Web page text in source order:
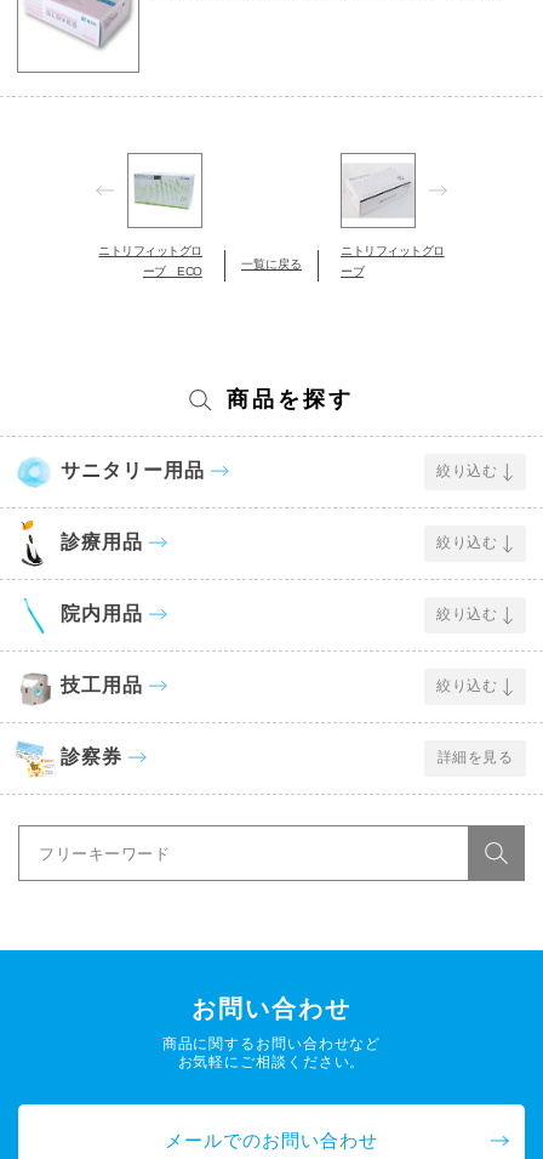
ニトリフィットグロ
ーブ ECO
一覧に戻る
ニトリフィットグロ
ーブ
商品を探す
サニタリー用品 絞り込む
診療用品 絞り込む
院内用品 絞り込む
技工用品 絞り込む
診察券 詳細を見る
お問い合わせ
商品に関するお問い合わせなど
お気軽にご相談ください。
メールでのお問い合わせ